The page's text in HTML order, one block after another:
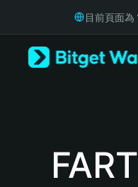
Русский
目前頁面為